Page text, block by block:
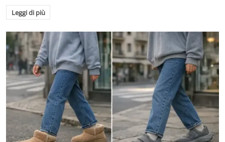
Leggi di più